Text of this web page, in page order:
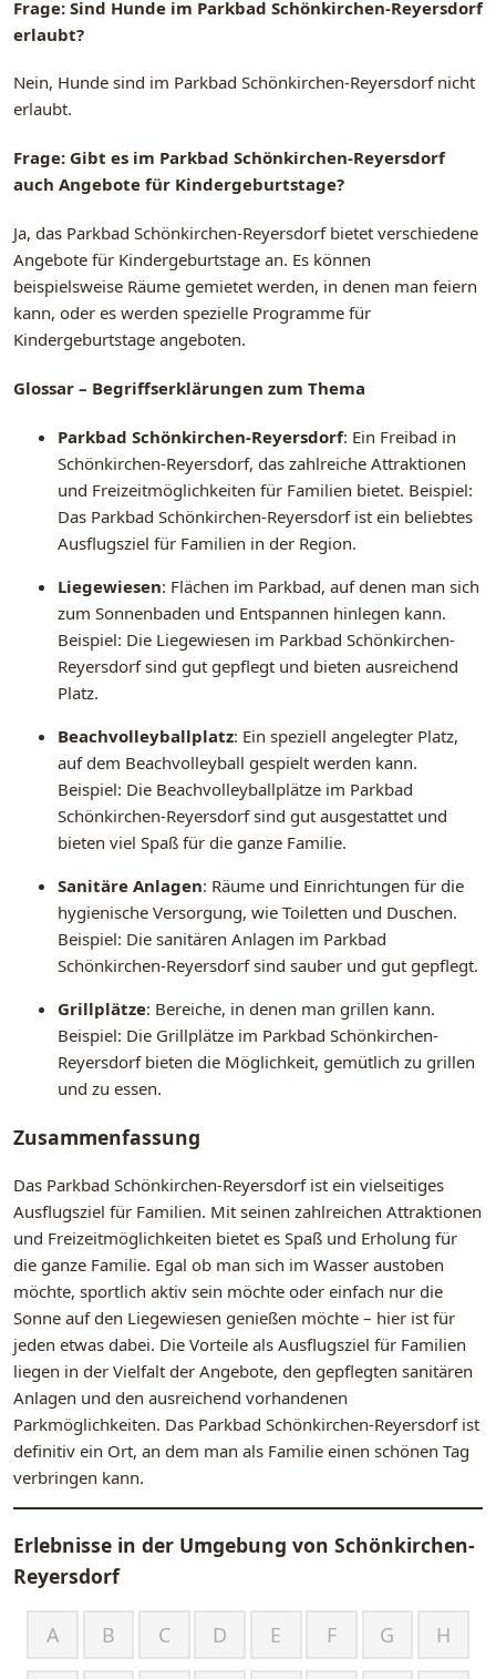
Frage: Sind Hunde im Parkbad Schönkirchen-Reyersdorf
erlaubt?
Nein, Hunde sind im Parkbad Schönkirchen-Reyersdorf nicht
erlaubt.
Frage: Gibt es im Parkbad Schönkirchen-Reyersdorf
auch Angebote für Kindergeburtstage?
Ja, das Parkbad Schönkirchen-Reyersdorf bietet verschiedene
Angebote für Kindergeburtstage an. Es können
beispielsweise Räume gemietet werden, in denen man feiern
kann, oder es werden spezielle Programme für
Kindergeburtstage angeboten.
Glossar – Begriffserklärungen zum Thema
Parkbad Schönkirchen-Reyersdorf: Ein Freibad in
Schönkirchen-Reyersdorf, das zahlreiche Attraktionen
und Freizeitmöglichkeiten für Familien bietet. Beispiel:
Das Parkbad Schönkirchen-Reyersdorf ist ein beliebtes
Ausflugsziel für Familien in der Region.
Liegewiesen: Flächen im Parkbad, auf denen man sich
zum Sonnenbaden und Entspannen hinlegen kann.
Beispiel: Die Liegewiesen im Parkbad Schönkirchen-
Reyersdorf sind gut gepflegt und bieten ausreichend
Platz.
Beachvolleyballplatz: Ein speziell angelegter Platz,
auf dem Beachvolleyball gespielt werden kann.
Beispiel: Die Beachvolleyballplätze im Parkbad
Schönkirchen-Reyersdorf sind gut ausgestattet und
bieten viel Spaß für die ganze Familie.
Sanitäre Anlagen: Räume und Einrichtungen für die
hygienische Versorgung, wie Toiletten und Duschen.
Beispiel: Die sanitären Anlagen im Parkbad
Schönkirchen-Reyersdorf sind sauber und gut gepflegt.
Grillplätze: Bereiche, in denen man grillen kann.
Beispiel: Die Grillplätze im Parkbad Schönkirchen-
Reyersdorf bieten die Möglichkeit, gemütlich zu grillen
und zu essen.
Zusammenfassung
Das Parkbad Schönkirchen-Reyersdorf ist ein vielseitiges
Ausflugsziel für Familien. Mit seinen zahlreichen Attraktionen
und Freizeitmöglichkeiten bietet es Spaß und Erholung für
die ganze Familie. Egal ob man sich im Wasser austoben
möchte, sportlich aktiv sein möchte oder einfach nur die
Sonne auf den Liegewiesen genießen möchte – hier ist für
jeden etwas dabei. Die Vorteile als Ausflugsziel für Familien
liegen in der Vielfalt der Angebote, den gepflegten sanitären
Anlagen und den ausreichend vorhandenen
Parkmöglichkeiten. Das Parkbad Schönkirchen-Reyersdorf ist
definitiv ein Ort, an dem man als Familie einen schönen Tag
verbringen kann.
Erlebnisse in der Umgebung von Schönkirchen-
Reyersdorf
A B C D E F G H